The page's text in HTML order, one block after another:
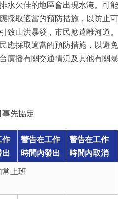
水欠佳的地區會出現水淹。可能
採取適當的預防措施，以防止可
致山洪暴發，市民應遠離河道。
應採取適當的預防措施，以避免
廣播有關交通情況及其他有關暴
事先協定
作
出
警告在工作
時間內發出
警告在工作
時間內取消
常上班